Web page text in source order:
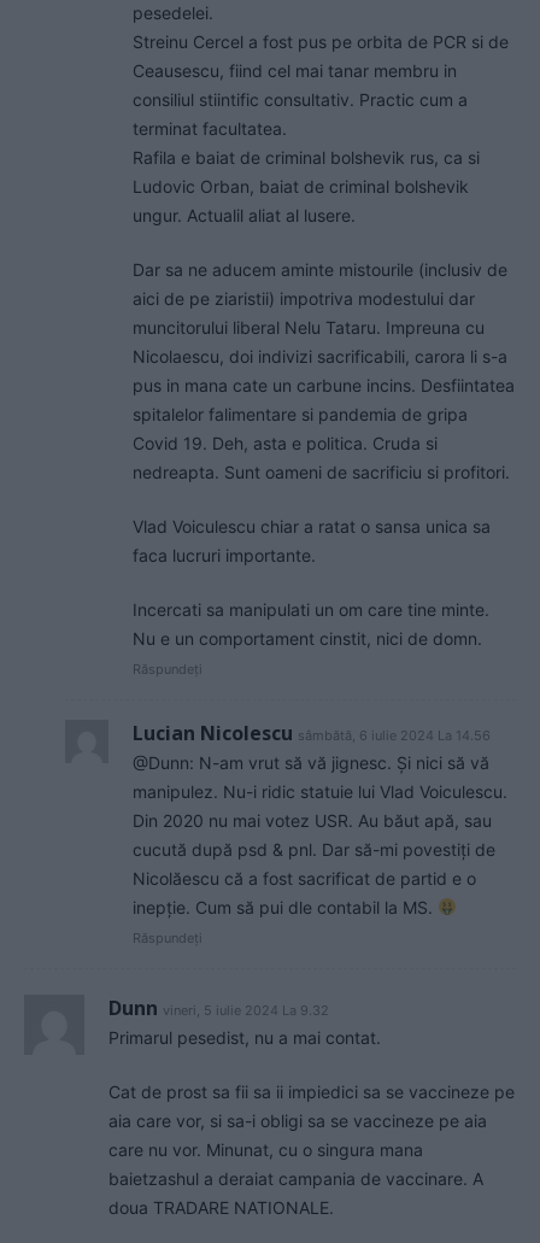
pesedelei.
Streinu Cercel a fost pus pe orbita de PCR si de
Ceausescu, fiind cel mai tanar membru in
consiliul stiintific consultativ. Practic cum a
terminat facultatea.
Rafila e baiat de criminal bolshevik rus, ca si
Ludovic Orban, baiat de criminal bolshevik
ungur. Actualil aliat al lusere.
Dar sa ne aducem aminte mistourile (inclusiv de
aici de pe ziaristii) impotriva modestului dar
muncitorului liberal Nelu Tataru. Impreuna cu
Nicolaescu, doi indivizi sacrificabili, carora li s-a
pus in mana cate un carbune incins. Desfiintatea
spitalelor falimentare si pandemia de gripa
Covid 19. Deh, asta e politica. Cruda si
nedreapta. Sunt oameni de sacrificiu si profitori.
Vlad Voiculescu chiar a ratat o sansa unica sa
faca lucruri importante.
Incercati sa manipulati un om care tine minte.
Nu e un comportament cinstit, nici de domn.
Răspundeți
Lucian Nicolescu sâmbătă, 6 iulie 2024 La 14.56
@Dunn: N-am vrut să vă jignesc. Și nici să vă
manipulez. Nu-i ridic statuie lui Vlad Voiculescu.
Din 2020 nu mai votez USR. Au băut apă, sau
cucută după psd & pnl. Dar să-mi povestiți de
Nicolăescu că a fost sacrificat de partid e o
inepție. Cum să pui dle contabil la MS.
Răspundeți
Dunn vineri, 5 iulie 2024 La 9.32
Primarul pesedist, nu a mai contat.
Cat de prost sa fii sa ii impiedici sa se vaccineze pe
aia care vor, si sa-i obligi sa se vaccineze pe aia
care nu vor. Minunat, cu o singura mana
baietzashul a deraiat campania de vaccinare. A
doua TRADARE NATIONALE.